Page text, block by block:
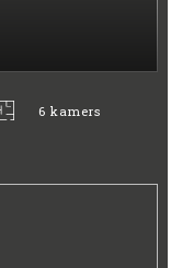
6 kamers